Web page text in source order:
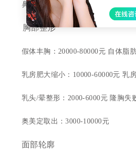
鼻朝天：5000-15000元 歪鼻矫正：
胸部整形
假体丰胸：20000-80000元 自体脂肪
乳房肥大缩小：10000-60000元 乳房
乳头/晕整形：2000-6000元 隆胸失
奥美定取出：3000-10000元
面部轮廓